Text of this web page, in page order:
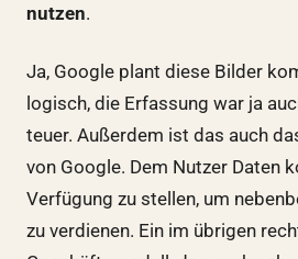
nutzen.
Ja, Google plant diese Bilder
logisch, die Erfassung war ja
teuer. Außerdem ist das auch
von Google. Dem Nutzer Daten
Verfügung zu stellen, um
zu verdienen. Ein im übrigen